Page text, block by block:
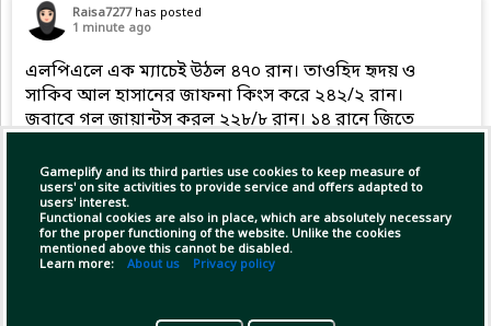
Gameplify and its third parties use cookies to keep measure of
users' on site activities to provide service and offers adapted to
users' interest.
Functional cookies are also in place, which are absolutely necessary
for the proper functioning of the website. Unlike the cookies
mentioned above this cannot be disabled.
Learn more: About us Privacy policy
Raisa7277 has posted
1 minute ago
এলপিএলে এক ম্যাচেই উঠল ৪৭০ রান। তাওহিদ হৃদয় ও
সাকিব আল হাসানের জাফনা কিংস করে ২৪২/২ রান।
জবাবে গল জায়ান্টস করল ২২৮/৮ রান। ১৪ রানে জিতে
তাওহিদ হৃদয় করেন ৫৪ রান। গল জায়ান্টসের শ্যাম
হারপার করেন সর্বোচ্চ ৪৪ রান।
Copy Link Open